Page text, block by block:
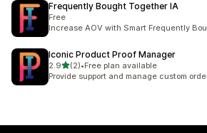
Frequently Bought Together IA
Free
Increase AOV with Smart Frequently
Iconic Product Proof Manager
2.95つ星中
(2)
合計レビュー数：2件
•Free plan available
Provide support and manage custom